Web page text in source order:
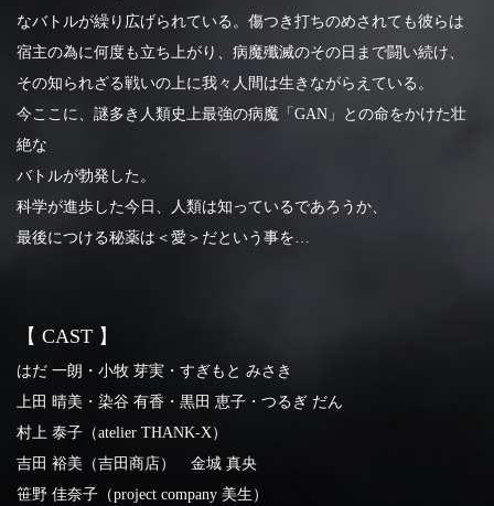
なバトルが繰り広げられている。傷つき打ちのめされても彼らは
宿主の為に何度も立ち上がり、病魔殲滅のその日まで闘い続け、
その知られざる戦いの上に我々人間は生きながらえている。
今ここに、謎多き人類史上最強の病魔「GAN」との命をかけた壮
絶な
バトルが勃発した。
科学が進歩した今日、人類は知っているであろうか、
最後につける秘薬は＜愛＞だという事を…
【 CAST 】
はだ 一朗・小牧 芽実・すぎもと みさき
上田 晴美・染谷 有香・黒田 恵子・つるぎ だん
村上 泰子（atelier THANK-X）
吉田 裕美（吉田商店） 金城 真央
笹野 佳奈子（project company 美生）